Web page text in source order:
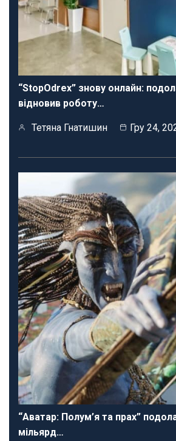
“StopOdrex” знову онлайн:
відновив роботу…
Тетяна Гнатишин Гру 24,
“Аватар: Полум’я та прах”
мільярд…